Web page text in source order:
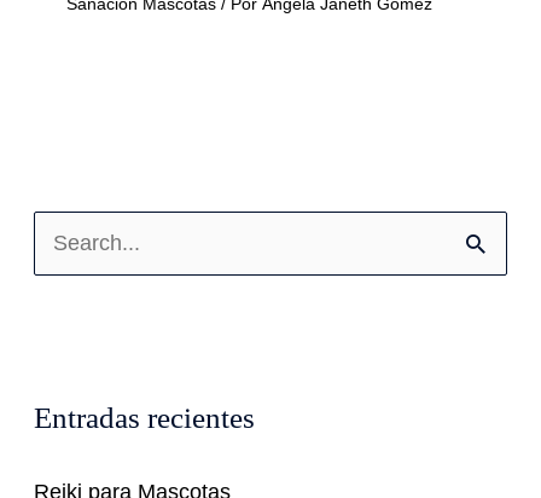
a
Entradas recientes
Reiki para Mascotas